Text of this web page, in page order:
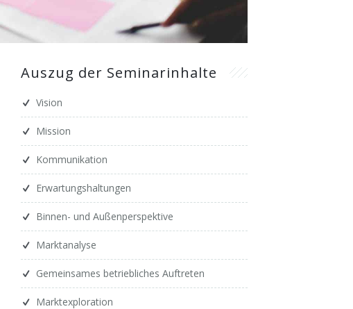
Auszug der Seminarinhalte
Vision
Mission
Kommunikation
Erwartungshaltungen
Binnen- und Außenperspektive
Marktanalyse
Gemeinsames betriebliches Auftreten
Marktexploration